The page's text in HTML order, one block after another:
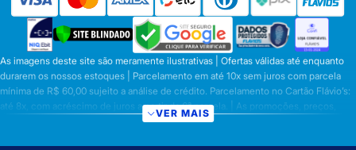
As imagens deste site são meramente ilustrativas | Ofertas válidas até enquanto
durarem os nossos estoques | Parcelamento em até 10x sem juros com parcela
mínima de R$ 60,00 sujeito a análise de crédito. Parcelamento no Cartão Flávio’s:
até 8x, com acréscimo de juros a partir da 6ª parcela. | As promoções, preços,
parcelamentos e condições de pagamento são válidas apenas para compras
VER MAIS